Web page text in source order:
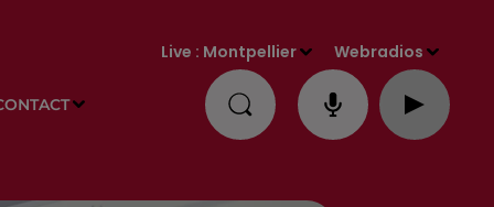
Live : Montpellier Webradios